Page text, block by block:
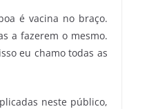
é vacina no braço.
a fazerem o mesmo.
eu chamo todas as
neste público,